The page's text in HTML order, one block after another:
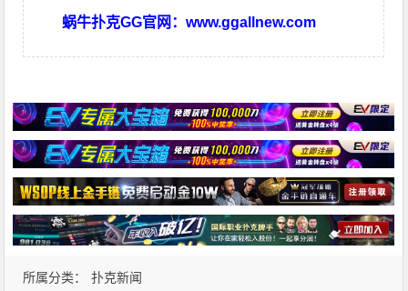
蜗牛扑克GG官网：www.ggallnew.com
所属分类： 扑克新闻